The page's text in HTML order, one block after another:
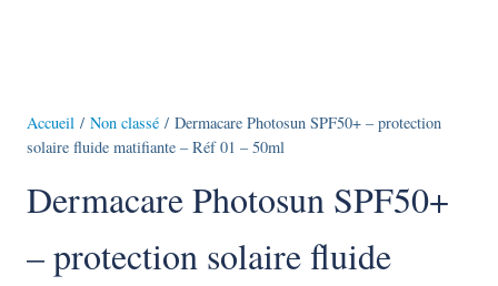
Accueil / Non classé / Dermacare Photosun SPF50+ – protection
solaire fluide matifiante – Réf 01 – 50ml
Dermacare Photosun SPF50+
– protection solaire fluide